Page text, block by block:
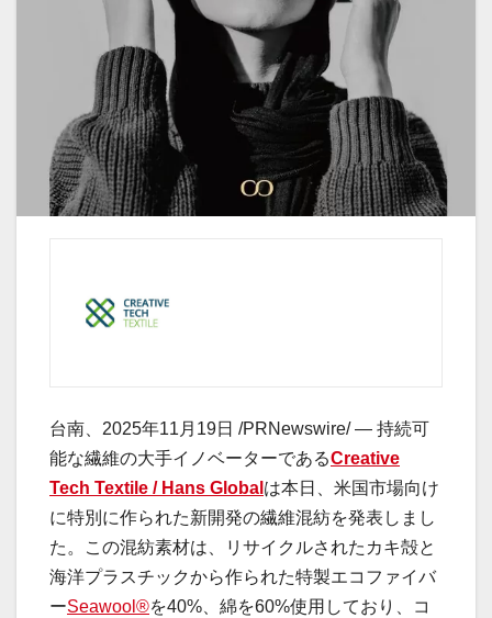
台南、2025年11月19日 /PRNewswire/ — 持続可
能な繊維の大手イノベーターであるCreative
Tech Textile / Hans Global は本日、米国市場向け
に特別に作られた新開発の繊維混紡を発表しまし
た。この混紡素材は、リサイクルされたカキ殻と
海洋プラスチックから作られた特製エコファイバ
ーSeawool®を40%、綿を60%使用しており、コ